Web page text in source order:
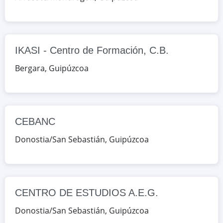
Google Maps
OpenStreetMap
Heriz 82, Donostia/San Sebastián,
Guipúzcoa, España
APRENDIZAJES VIRTUALES Y
DIGITALIZADOS/IKASKUNTZA
DIGITALIZATUETARAKO LANBIDE
2.6), Donostia/San Sebastián,
IKASI - Centro de Formación, C.B.
Bergara, Guipúzcoa
CEBANC
Donostia/San Sebastián, Guipúzcoa
CENTRO DE ESTUDIOS A.E.G.
Donostia/San Sebastián, Guipúzcoa